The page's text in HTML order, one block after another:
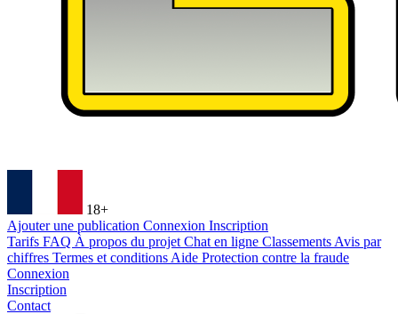
18+
Ajouter une publication Connexion Inscription
Tarifs FAQ À propos du projet Chat en ligne Classements Avis par
chiffres Termes et conditions Aide Protection contre la fraude
Connexion
Inscription
Contact